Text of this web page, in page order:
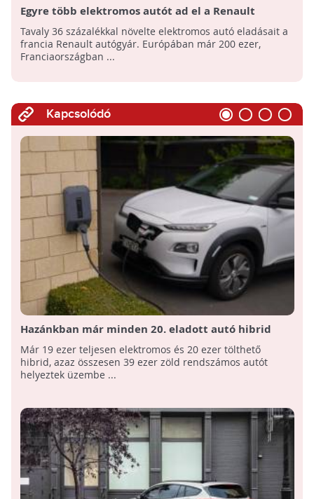
Egyre több elektromos autót ad el a Renault
Tavaly 36 százalékkal növelte elektromos autó eladásait a
francia Renault autógyár. Európában már 200 ezer,
Franciaországban ...
Kapcsolódó
Hazánkban már minden 20. eladott autó hibrid
vagy elektromos
Már 19 ezer teljesen elektromos és 20 ezer tölthető
hibrid, azaz összesen 39 ezer zöld rendszámos autót
helyeztek üzembe ...